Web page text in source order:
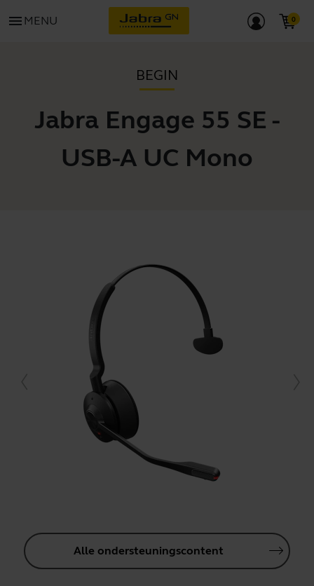
menu MENU
BEGIN
Jabra Engage 55 SE -
USB-A UC Mono
Alle ondersteuningscontent